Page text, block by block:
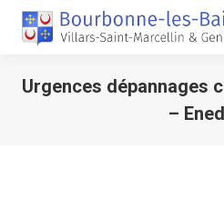
Urgences dépannages
–